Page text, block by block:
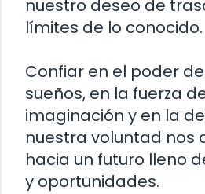
nuestro deseo de
límites de lo conocido.
Confiar en el poder
sueños, en la fuerza
imaginación y en la
nuestra voluntad nos
hacia un futuro lleno
y oportunidades.